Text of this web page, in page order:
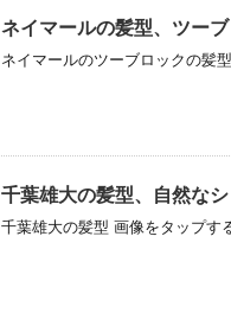
ネイマールの髪型、ツー
ネイマールのツーブロックの髪
千葉雄大の髪型、自然な
千葉雄大の髪型 画像をタップ